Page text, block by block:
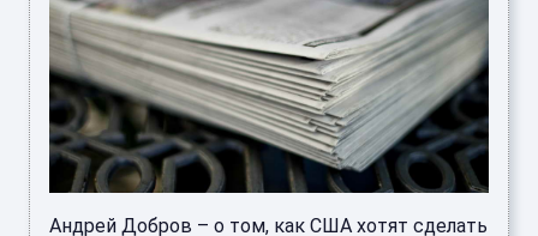
Андрей Добров – о том, как США хотят сделать